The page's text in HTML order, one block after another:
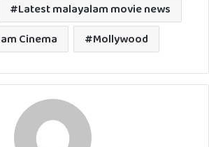
Latest malayalam movie news
Cinema
Mollywood